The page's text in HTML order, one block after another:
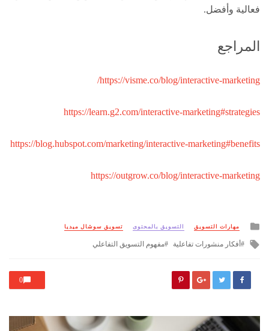
فعالية وأفضل.
المراجع
https://visme.co/blog/interactive-marketing/
https://learn.g2.com/interactive-marketing#strategies
https://blog.hubspot.com/marketing/interactive-marketing#benefits
https://outgrow.co/blog/interactive-marketing
Posted
مهارات التسويق التسويق بالمحتوى تسويق سوشال ميديا
Tagged
أفكار منشورات تفاعلية مفهوم التسويق التفاعلي
0